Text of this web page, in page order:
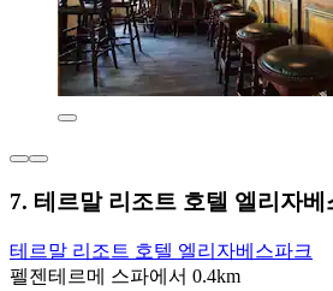
7. 테르말 리조트 호텔 엘리자베
테르말 리조트 호텔 엘리자베스파크
펠젠테르메 스파에서 0.4km